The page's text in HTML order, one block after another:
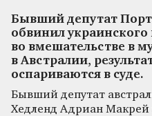
Бывший депутат
обвинил
во вмешательстве в
в Австралии,
оспариваются в суде.
Бывший депутат
Хедленд Адриан Макрей